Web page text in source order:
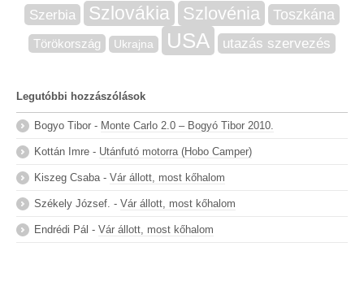
Szerbia
Szlovákia Szlovénia Toszkána
Törökország Ukrajna USA utazás szervezés
Legutóbbi hozzászólások
Bogyo Tibor - Monte Carlo 2.0 – Bogyó Tibor 2010.
Kottán Imre - Utánfutó motorra (Hobo Camper)
Kiszeg Csaba- Vár állott, most kőhalom
Székely József. - Vár állott, most kőhalom
Endrédi Pál - Vár állott, most kőhalom